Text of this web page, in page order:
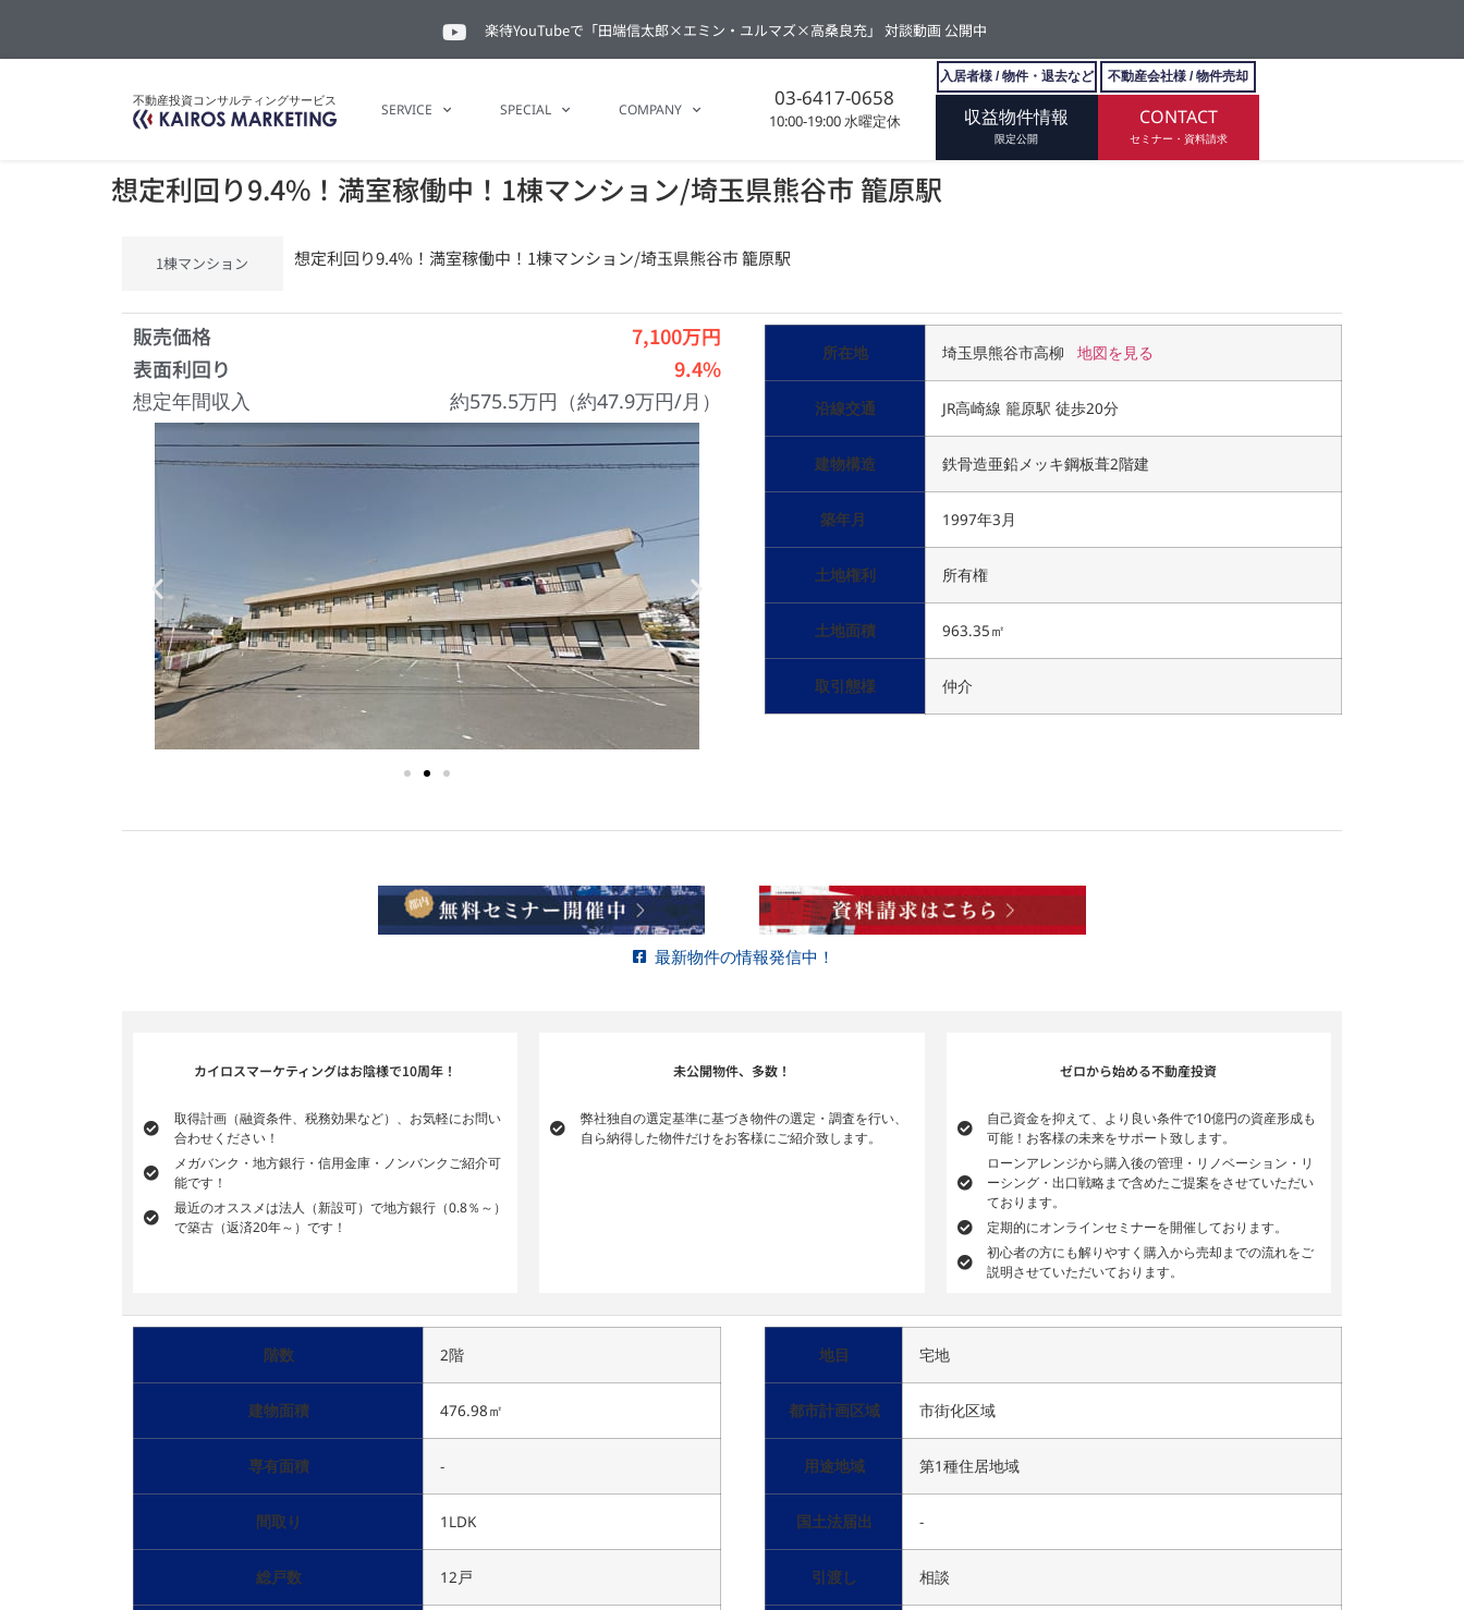
楽待YouTubeで「田端信太郎×エミン・ユルマズ×高桑良充」 対談動画 公開中
不動産投資コンサルティングサービス
SERVICE SPECIAL COMPANY 03-6417-0658
10:00-19:00 水曜定休
入居者様 / 物件・退去など 不動産会社様 / 物件売却
収益物件情報
限定公開
CONTACT
セミナー・資料請求
想定利回り9.4%！満室稼働中！1棟マンション/埼玉県熊谷市 籠原駅
1棟マンション 想定利回り9.4%！満室稼働中！1棟マンション/埼玉県熊谷市 籠原駅
販売価格
7,100万円
表面利回り
9.4%
想定年間収入 約575.5万円（約47.9万円/月）
所在地 埼玉県熊谷市高柳 地図を見る
沿線交通 JR高崎線 籠原駅 徒歩20分
建物構造 鉄骨造亜鉛メッキ鋼板葺2階建
築年月 1997年3月
土地権利 所有権
土地面積 963.35㎡
取引態様 仲介
最新物件の情報発信中！
カイロスマーケティングはお陰様で10周年！
取得計画（融資条件、税務効果など）、お気軽にお問い
合わせください！
メガバンク・地方銀行・信用金庫・ノンバンクご紹介可
能です！
最近のオススメは法人（新設可）で地方銀行（0.8％～）
で築古（返済20年～）です！
未公開物件、多数！
弊社独自の選定基準に基づき物件の選定・調査を行い、
自ら納得した物件だけをお客様にご紹介致します。
ゼロから始める不動産投資
自己資金を抑えて、より良い条件で10億円の資産形成も
可能！お客様の未来をサポート致します。
ローンアレンジから購入後の管理・リノベーション・リ
ーシング・出口戦略まで含めたご提案をさせていただい
ております。
定期的にオンラインセミナーを開催しております。
初心者の方にも解りやすく購入から売却までの流れをご
説明させていただいております。
階数 2階
建物面積 476.98㎡
専有面積 -
間取り 1LDK
総戸数 12戸
地目 宅地
都市計画区域 市街化区域
用途地域 第1種住居地域
国土法届出 -
引渡し 相談